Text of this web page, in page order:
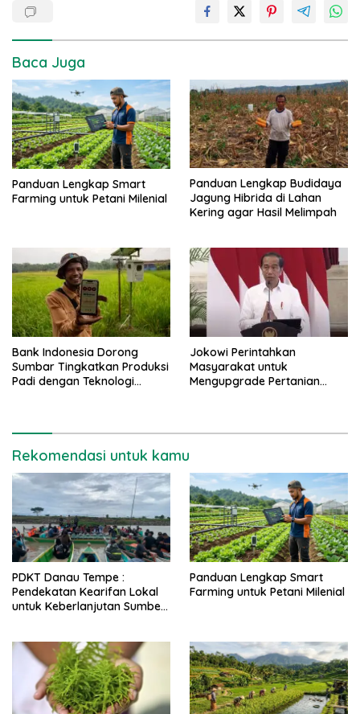
Baca Juga
Panduan Lengkap Smart
Farming untuk Petani Milenial
Panduan Lengkap Budidaya
Jagung Hibrida di Lahan
Kering agar Hasil Melimpah
Bank Indonesia Dorong
Sumbar Tingkatkan Produksi
Padi dengan Teknologi
Jokowi Perintahkan
Masyarakat untuk
Mengupgrade Pertanian
Rekomendasi untuk kamu
PDKT Danau Tempe :
Pendekatan Kearifan Lokal
untuk Keberlanjutan Sumber
Panduan Lengkap Smart
Farming untuk Petani Milenial